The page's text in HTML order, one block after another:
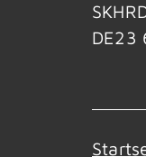
DE23